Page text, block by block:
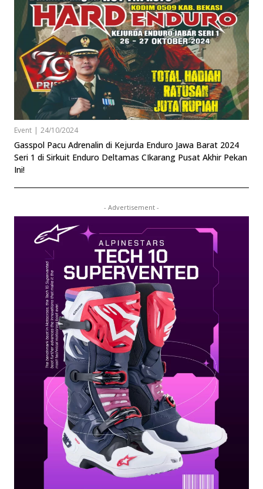
Event | 24/10/2024
Gasspol Pacu Adrenalin di Kejurda Enduro Jawa Barat 2024
Seri 1 di Sirkuit Enduro Deltamas CIkarang Pusat Akhir Pekan
Ini!
- Advertisement -